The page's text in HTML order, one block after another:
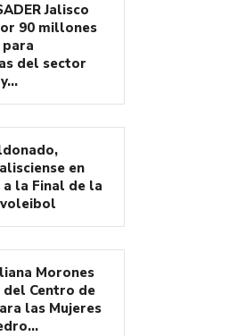
Jalisco
90 millones
para
del sector
en
la Final de la
voleibol
Morones
del Centro de
las Mujeres